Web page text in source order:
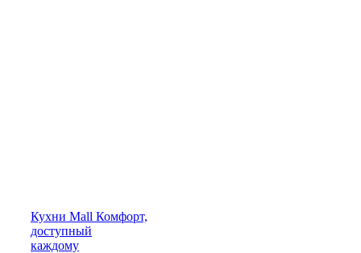
Кухни Mall Комфорт,
доступный
каждому